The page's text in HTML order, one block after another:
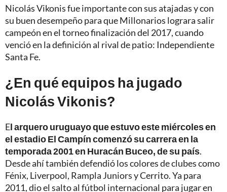
Nicolás Vikonis fue importante con sus atajadas y con
su buen desempeño para que Millonarios lograra salir
campeón en el torneo finalización del 2017, cuando
venció en la definición al rival de patio: Independiente
Santa Fe.
¿En qué equipos ha jugado
Nicolás Vikonis?
El arquero uruguayo que estuvo este miércoles en
el estadio El Campín comenzó su carrera en la
temporada 2001 en Huracán Buceo, de su país.
Desde ahí también defendió los colores de clubes como
Fénix, Liverpool, Rampla Juniors y Cerrito. Ya para
2011, dio el salto al fútbol internacional para jugar en